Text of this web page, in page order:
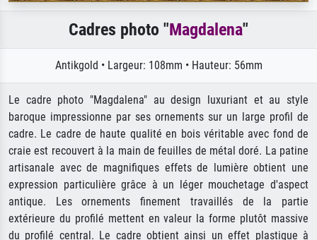
Cadres photo "Magdalena"
Antikgold • Largeur: 108mm • Hauteur: 56mm
Le cadre photo "Magdalena" au design luxuriant et au style
baroque impressionne par ses ornements sur un large profil de
cadre. Le cadre de haute qualité en bois véritable avec fond de
craie est recouvert à la main de feuilles de métal doré. La patine
artisanale avec de magnifiques effets de lumière obtient une
expression particulière grâce à un léger mouchetage d'aspect
antique. Les ornements finement travaillés de la partie
extérieure du profilé mettent en valeur la forme plutôt massive
du profilé central. Le cadre obtient ainsi un effet plastique à